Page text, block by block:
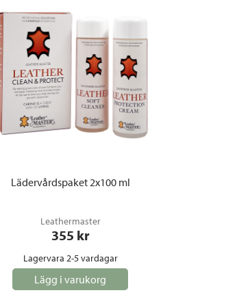
Lädervårdspaket 2x100 ml
Leathermaster
355 kr
Lagervara 2-5 vardagar
Lägg i varukorg